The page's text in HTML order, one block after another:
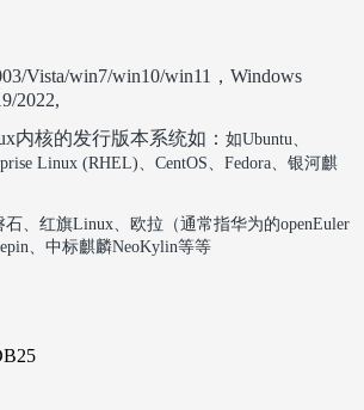
Vista/win7/win10/win11，Windows
2022,
发行版本系统如： 如‌Ubuntu‌、
Linux (RHEL)‌、 ‌CentOS、 Fedora、银河麒
石 、红旗Linux 、欧拉（通常指华为的openEuler
、中标麒麟NeoKylin等等